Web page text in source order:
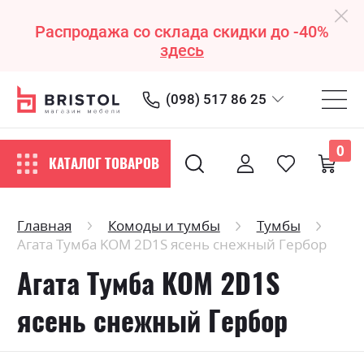
Распродажа со склада скидки до -40%
здесь
(098) 517 86 25
КАТАЛОГ ТОВАРОВ
0
Главная Комоды и тумбы
Тумбы
Агата Тумба KOM 2D1S ясень снежный Гербор
Агата Тумба KOM 2D1S
ясень снежный Гербор